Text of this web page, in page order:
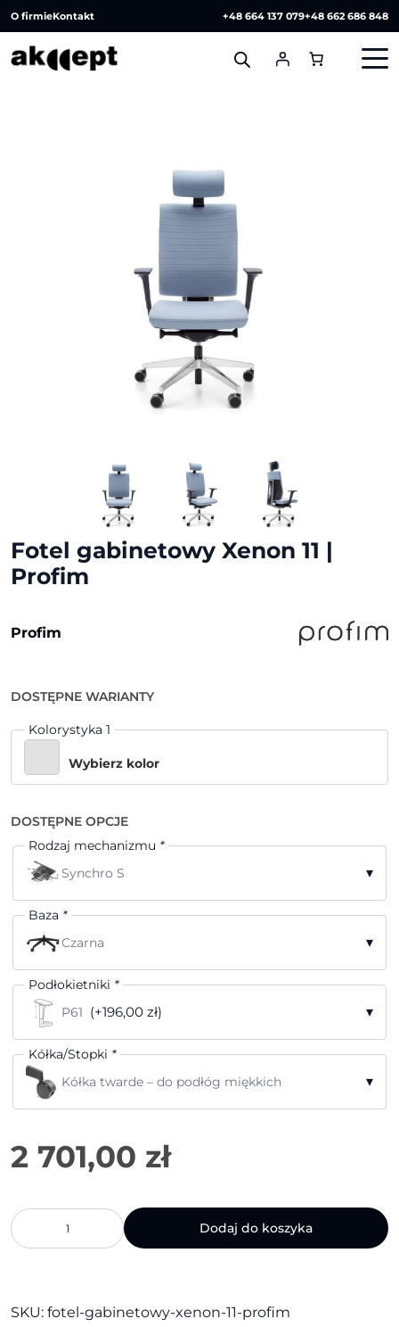
O firmieKontakt +48 664 137 079+48 662 686 848
Fotel gabinetowy Xenon 11 |
Profim
Profim
DOSTĘPNE WARIANTY
Kolorystyka 1
Wybierz kolor
DOSTĘPNE OPCJE
Rodzaj mechanizmu *
Synchro S
▾
Baza *
Czarna
▾
Podłokietniki *
P61 (+196,00 zł) ▾
Kółka/Stopki *
Kółka twarde – do podłóg miękkich
▾
ilość
Fotel
gabinetowy
|
Dodaj do koszyka
SKU: fotel-gabinetowy-xenon-11-profim